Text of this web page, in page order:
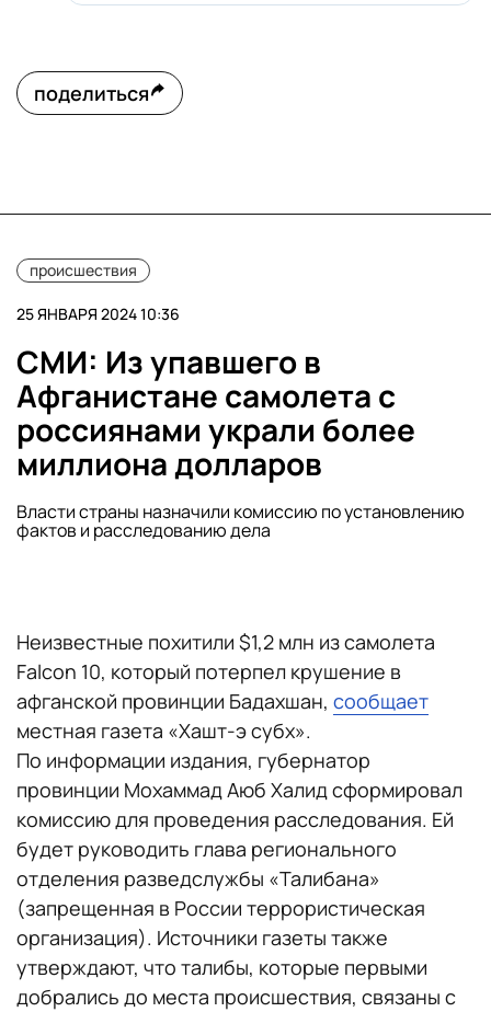
поделиться
происшествия
25 ЯНВАРЯ 2024 10:36
СМИ: Из упавшего в
Афганистане самолета с
россиянами украли более
миллиона долларов
Власти страны назначили комиссию по установлению
фактов и расследованию дела
Неизвестные похитили $1,2 млн из самолета
Falcon 10, который потерпел крушение в
афганской провинции Бадахшан, сообщает
местная газета «Хашт-э субх».
По информации издания, губернатор
провинции Мохаммад Аюб Халид сформировал
комиссию для проведения расследования. Ей
будет руководить глава регионального
отделения разведслужбы «Талибана»
(запрещенная в России террористическая
организация). Источники газеты также
утверждают, что талибы, которые первыми
добрались до места происшествия, связаны с